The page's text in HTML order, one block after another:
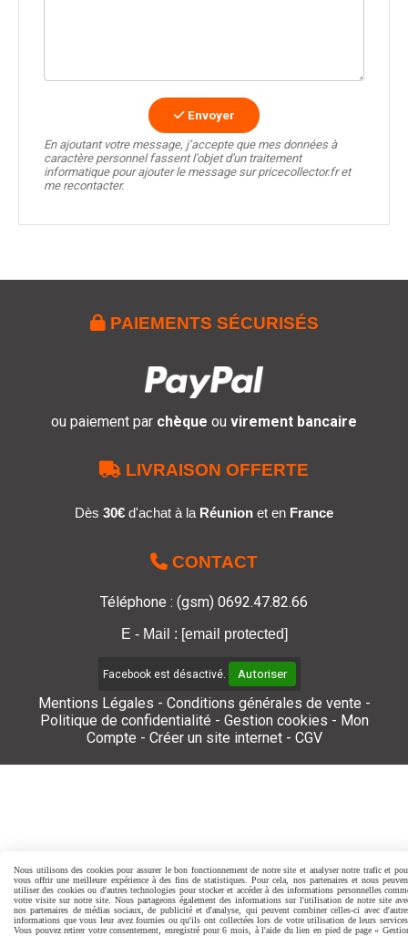
Envoyer
En ajoutant votre message, j’accepte que mes données à
caractère personnel fassent l'objet d'un traitement
informatique pour ajouter le message sur pricecollector.fr et
me recontacter.
 PAIEMENTS SÉCURISÉS
ou paiement par chèque ou virement bancaire
 LIVRAISON OFFERTE
Dès 30€ d'achat à la Réunion et en France
 CONTACT
Téléphone : (gsm) 0692.47.82.66
E - Mail : [email protected]
Facebook est désactivé. Autoriser
Mentions Légales
Conditions générales de vente
Politique de confidentialité
Gestion cookies
Mon
Compte
Créer un site internet CGV
Nous utilisons des cookies pour assurer le bon fonctionnement de notre site et analyser notre trafic et
vous offrir une meilleure expérience à des fins de statistiques. Pour cela, nos partenaires et nous
utiliser des cookies ou d'autres technologies pour stocker et accéder à des informations personnelles
votre visite sur notre site. Nous partageons également des informations sur l'utilisation de notre site
nos partenaires de médias sociaux, de publicité et d'analyse, qui peuvent combiner celles-ci avec
informations que vous leur avez fournies ou qu'ils ont collectées lors de votre utilisation de leurs
Vous pouvez retirer votre consentement, enregistré pour 6 mois, à l'aide du lien en pied de page «